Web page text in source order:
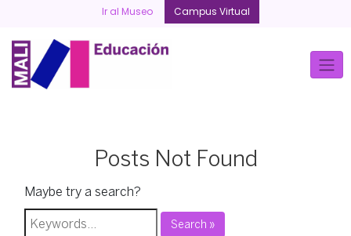
content
Ir al Museo Campus Virtual
Posts Not Found
Maybe try a search?
Search »